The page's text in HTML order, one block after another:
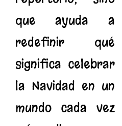
que ayuda a
redefinir qué
significa celebrar
la Navidad en un
mundo cada vez